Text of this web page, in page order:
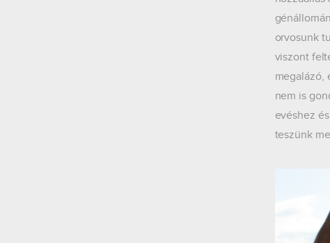
orvosunk
viszont
megalázó,
nem is
evéshez
teszünk